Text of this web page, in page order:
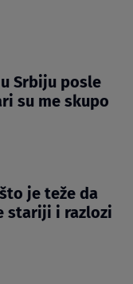
Srbiju posle
su me skupo
je teže da
stariji i razlozi